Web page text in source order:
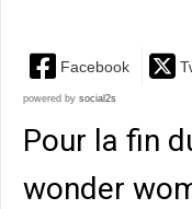
Facebook
powered by social2s
Pour la fin
wonder